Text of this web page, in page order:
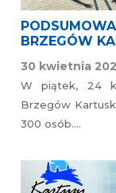
BRZEGÓW
30 kwietnia
W piątek, 24
Brzegów
300 osób….